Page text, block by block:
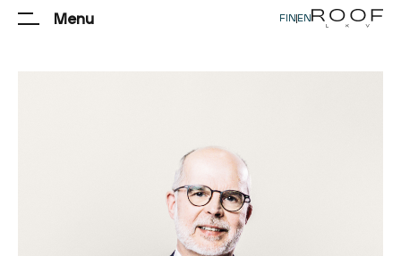
FIN EN
Menu